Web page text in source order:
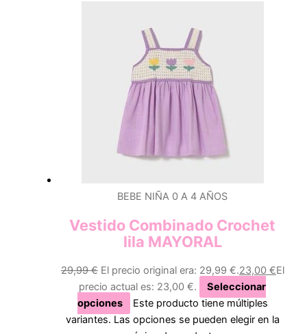
BEBE NIÑA 0 A 4 AÑOS
Vestido Combinado Crochet
lila MAYORAL
29,99€ El precio original era: 29,99 €.23,00 €El
precio actual es: 23,00 €.
Seleccionar
opciones
Este producto tiene múltiples
variantes. Las opciones se pueden elegir en la